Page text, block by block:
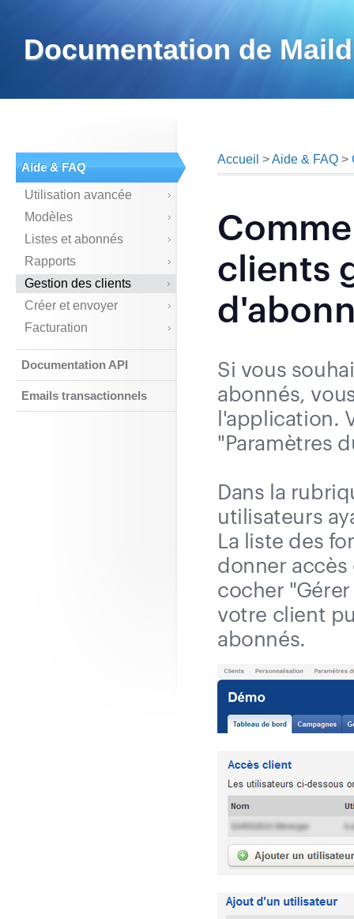
Documentation de
Aide & FAQ
Utilisation avancée
Modèles
Listes et abonnés
Rapports
Gestion des clients
Créer et envoyer
Facturation
Documentation API
Emails transactionnels
Accueil >Aide & FAQ >
clients
Si vous
abonnés,
l'application.
"Paramètres
Dans la
utilisateurs
La liste des
donner accès
cocher
votre client
abonnés.